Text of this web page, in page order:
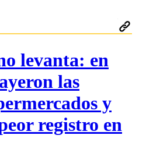
levanta: en
las
y
registro en